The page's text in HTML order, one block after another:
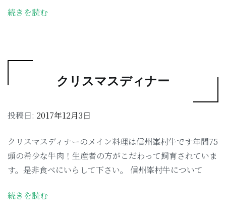
続きを読む
クリスマスディナー
投稿日: 2017年12月3日
クリスマスディナーのメイン料理は信州峯村牛です年間75
頭の希少な牛肉！生産者の方がこだわって飼育されていま
す。是非食べにいらして下さい。 信州峯村牛について
続きを読む